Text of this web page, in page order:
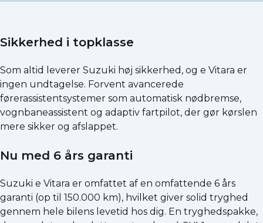
Sikkerhed i topklasse
Som altid leverer Suzuki høj sikkerhed, og e Vitara er
ingen undtagelse. Forvent avancerede
førerassistentsystemer som automatisk nødbremse,
vognbaneassistent og adaptiv fartpilot, der gør kørslen
mere sikker og afslappet.
Nu med 6 års garanti
Suzuki e Vitara er omfattet af en omfattende 6 års
garanti (op til 150.000 km), hvilket giver solid tryghed
gennem hele bilens levetid hos dig. En tryghedspakke,